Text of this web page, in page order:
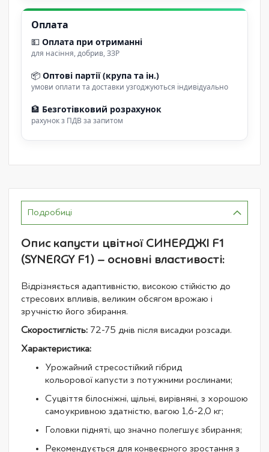
Оплата
💵 Оплата при отриманні
для насіння, добрив, ЗЗР
📦 Оптові партії (крупа та ін.)
умови оплати та доставки узгоджуються індивідуально
🏦 Безготівковий розрахунок
рахунок з ПДВ за запитом
Подробиці
Опис капусти цвітної СИНЕРДЖІ F1
(SYNERGY F1) – основні властивості:
Відрізняється адаптивністю, високою стійкістю до
стресових впливів, великим обсягом врожаю і
зручністю його збирання.
Скоростиглість: 72-75 днів після висадки розсади.
Характеристика:
Урожайний стресостійкий гібрид
кольорової капусти з потужними рослинами;
Суцвіття білосніжні, щільні, вирівняні, з хорошою
самоукривною здатністю, вагою 1,6-2,0 кг;
Головки підняті, що значно полегшує збирання;
Рекомендується для конвеєрного зростання з